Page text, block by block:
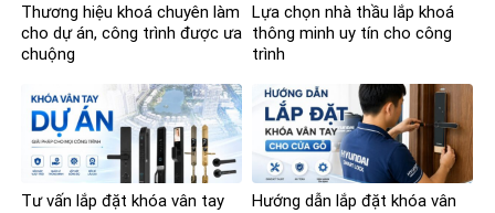
Thương hiệu khoá chuyên làm
cho dự án, công trình được ưa
chuộng
Lựa chọn nhà thầu lắp khoá
thông minh uy tín cho công
trình
Tư vấn lắp đặt khóa vân tay
Hướng dẫn lắp đặt khóa vân